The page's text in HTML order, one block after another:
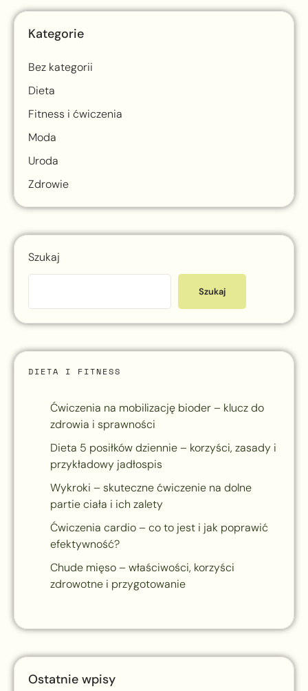
Kategorie
Bez kategorii
Dieta
Fitness i ćwiczenia
Moda
Uroda
Zdrowie
Szukaj
Szukaj
DIETA I FITNESS
Ćwiczenia na mobilizację bioder – klucz do
zdrowia i sprawności
Dieta 5 posiłków dziennie – korzyści, zasady i
przykładowy jadłospis
Wykroki – skuteczne ćwiczenie na dolne
partie ciała i ich zalety
Ćwiczenia cardio – co to jest i jak poprawić
efektywność?
Chude mięso – właściwości, korzyści
zdrowotne i przygotowanie
Ostatnie wpisy